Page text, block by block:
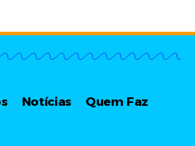
Notícias Quem Faz